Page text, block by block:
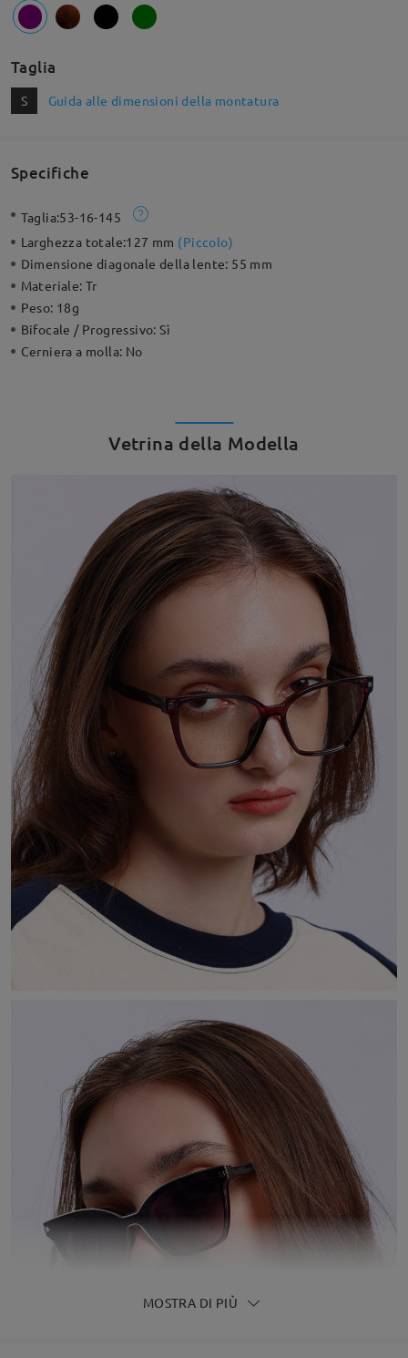
Taglia
S Guida alle dimensioni della montatura
Specifiche
Taglia:53-16-145
Larghezza totale:127 mm (Piccolo)
Dimensione diagonale della lente: 55 mm
Materiale:Tr
Peso: 18g
Bifocale / Progressivo:Sì
Cerniera a molla: No
Vetrina della Modella
MOSTRA DI PIÙ